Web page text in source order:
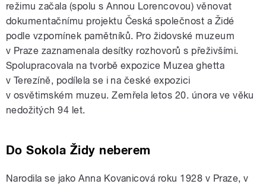
režimu začala (spolu s Annou Lorencovou) věnovat
dokumentačnímu projektu Česká společnost a Židé
podle vzpomínek pamětníků. Pro židovské muzeum
v Praze zaznamenala desítky rozhovorů s přeživšími.
Spolupracovala na tvorbě expozice Muzea ghetta
v Terezíně, podílela se i na české expozici
v osvětimském muzeu. Zemřela letos 20. února ve věku
nedožitých 94 let.
Do Sokola Židy neberem
Narodila se jako Anna Kovanicová roku 1928 v Praze, v